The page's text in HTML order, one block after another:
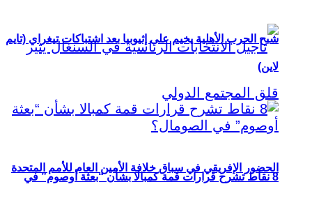
الحضور الإفريقي في سباق خلافة الأمين العام للأمم المتحدة
شبح الحرب الأهلية يخيم على إثيوبيا بعد اشتباكات تيغراي (تايم
لاين)
8 نقاط تشرح قرارات قمة كمبالا بشأن “بعثة أوصوم” في